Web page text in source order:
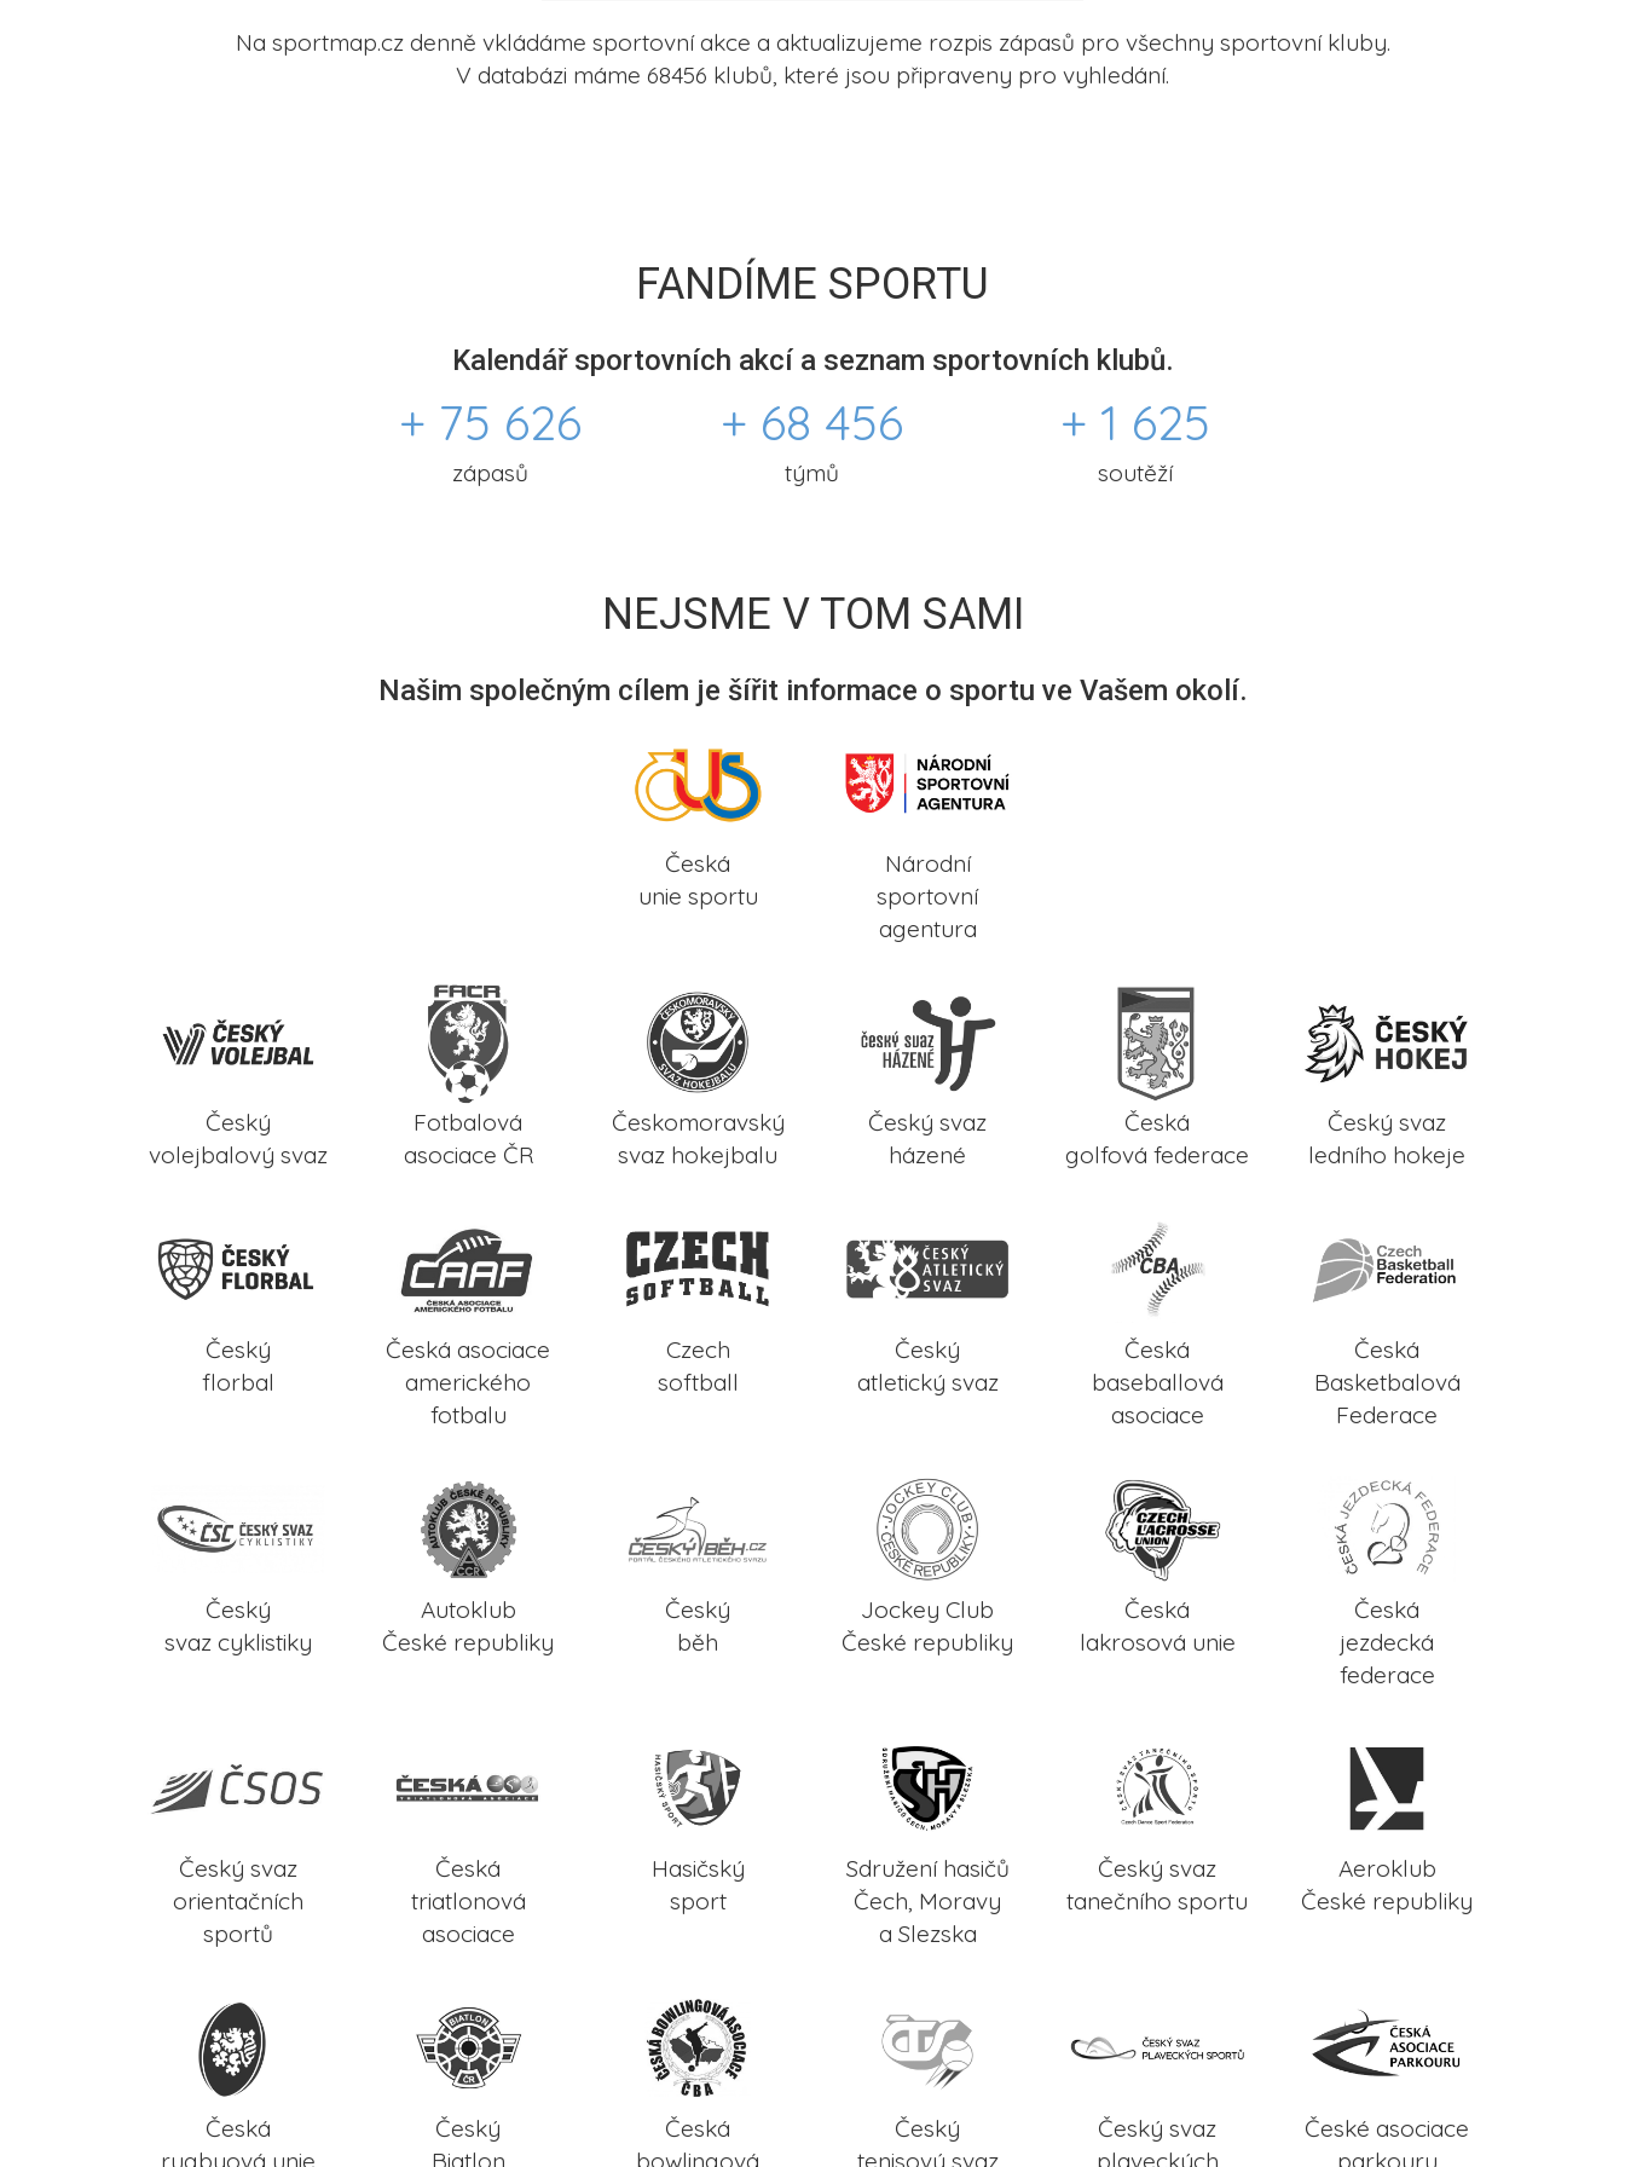
Na sportmap.cz denně vkládáme sportovní akce a aktualizujeme rozpis zápasů pro všechny sportovní kluby.
V databázi máme 68456 klubů, které jsou připraveny pro vyhledání.
FANDÍME SPORTU
Kalendář sportovních akcí a seznam sportovních klubů.
+ 75 626
zápasů
+ 68 456
týmů
+ 1 625
soutěží
NEJSME V TOM SAMI
Našim společným cílem je šířit informace o sportu ve Vašem okolí.
Česká
unie sportu
Národní
sportovní
agentura
Český
volejbalový svaz
Fotbalová
asociace ČR
Českomoravský
svaz hokejbalu
Český svaz
házené
Česká
golfová federace
Český svaz
ledního hokeje
Český
florbal
Česká asociace
amerického
fotbalu
Czech
softball
Český
atletický svaz
Česká
baseballová
asociace
Česká
Basketbalová
Federace
Český
svaz cyklistiky
Autoklub
České republiky
Český
běh
Jockey Club
České republiky
Česká
lakrosová unie
Česká
jezdecká
federace
Český svaz
orientačních
sportů
Česká
triatlonová
asociace
Hasičský
sport
Sdružení hasičů
Čech, Moravy
a Slezska
Český svaz
tanečního sportu
Aeroklub
České republiky
Česká
rugbyová unie
Český
Biatlon
Česká
bowlingová
Český
tenisový svaz
Český svaz
plaveckých
České asociace
parkouru